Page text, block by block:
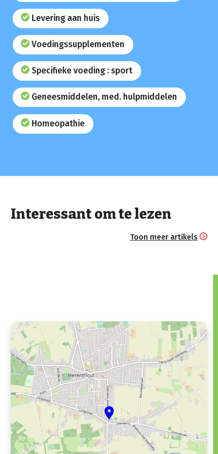
Levering aan huis
Voedingssupplementen
Specifieke voeding : sport
Geneesmiddelen, med. hulpmiddelen
Homeopathie
Interessant om te lezen
Toon meer artikels